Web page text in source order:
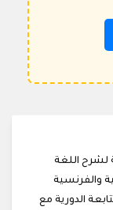
لشرح اللغة
والفرنسية
الدورية مع